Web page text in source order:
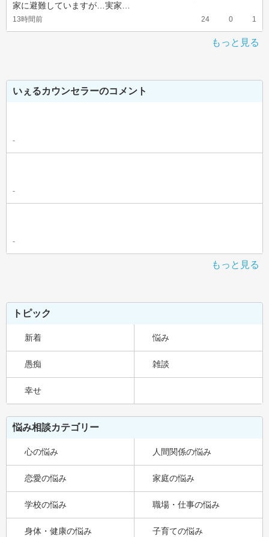
家に避難していますが…実家…
13時間前 24 0 1
もっと見る
いぇるカウンセラーのコメント
-
-
-
もっと見る
トピック
新着 悩み
愚痴 雑談
幸せ
悩み相談カテゴリー
心の悩み 人間関係の悩み
恋愛の悩み 家庭の悩み
学校の悩み 職場・仕事の悩み
身体・健康の悩み 子育ての悩み